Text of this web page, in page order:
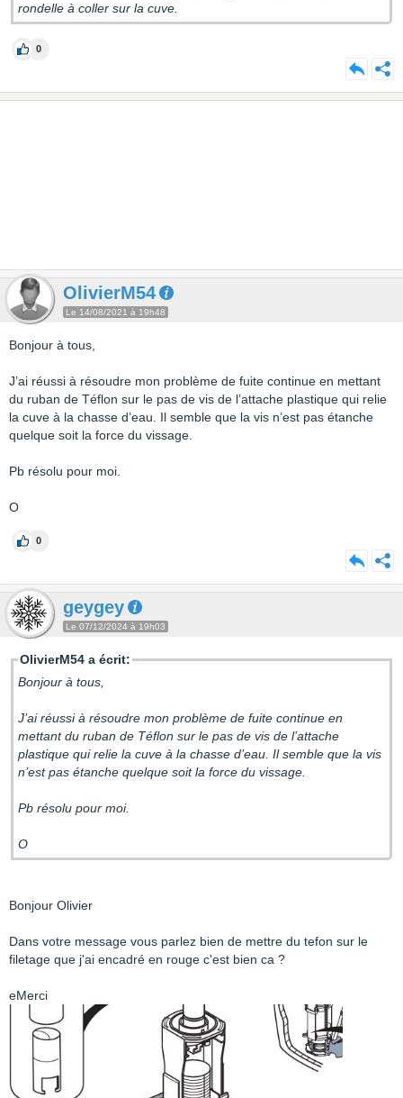
rondelle à coller sur la cuve.
0
OlivierM54
Le 14/08/2021 à 19h48
Bonjour à tous,
J’ai réussi à résoudre mon problème de fuite continue en mettant
du ruban de Téflon sur le pas de vis de l’attache plastique qui relie
la cuve à la chasse d’eau. Il semble que la vis n’est pas étanche
quelque soit la force du vissage.
Pb résolu pour moi.
O
0
geygey
Le 07/12/2024 à 19h03
OlivierM54 a écrit:
Bonjour à tous,
J’ai réussi à résoudre mon problème de fuite continue en
mettant du ruban de Téflon sur le pas de vis de l’attache
plastique qui relie la cuve à la chasse d’eau. Il semble que la vis
n’est pas étanche quelque soit la force du vissage.
Pb résolu pour moi.
O
Bonjour Olivier
Dans votre message vous parlez bien de mettre du tefon sur le
filetage que j'ai encadré en rouge c'est bien ca ?
eMerci